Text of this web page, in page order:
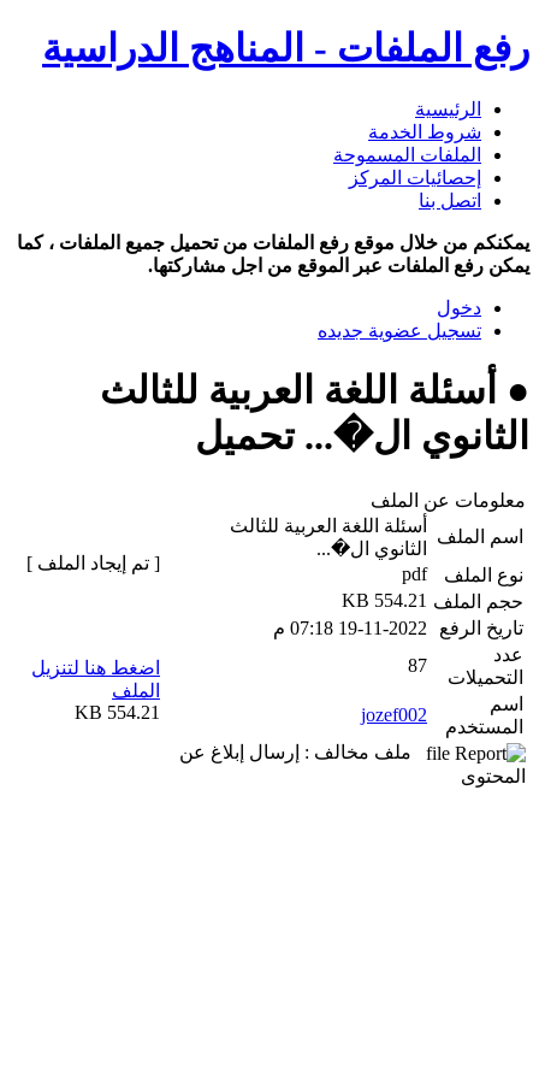
رفع الملفات - المناهج الدراسية
الرئيسية
شروط الخدمة
الملفات المسموحة
إحصائيات المركز
اتصل بنا
يمكنكم من خلال موقع رفع الملفات من تحميل جميع الملفات ، كما
يمكن رفع الملفات عبر الموقع من اجل مشاركتها.
دخول
تسجيل عضوية جديده
● أسئلة اللغة العربية للثالث
الثانوي ال�... تحميل
معلومات عن الملف
اسم الملف
أسئلة اللغة العربية للثالث
الثانوي ال�...
نوع الملف
pdf
حجم الملف 554.21 KB
تاريخ الرفع
19-11-2022 07:18 م
عدد
التحميلات
87
اسم
المستخدم
jozef002
ملف مخالف : إرسال إبلاغ عن
المحتوى
[ تم إيجاد الملف ]
اضغط هنا لتنزيل
الملف
554.21 KB